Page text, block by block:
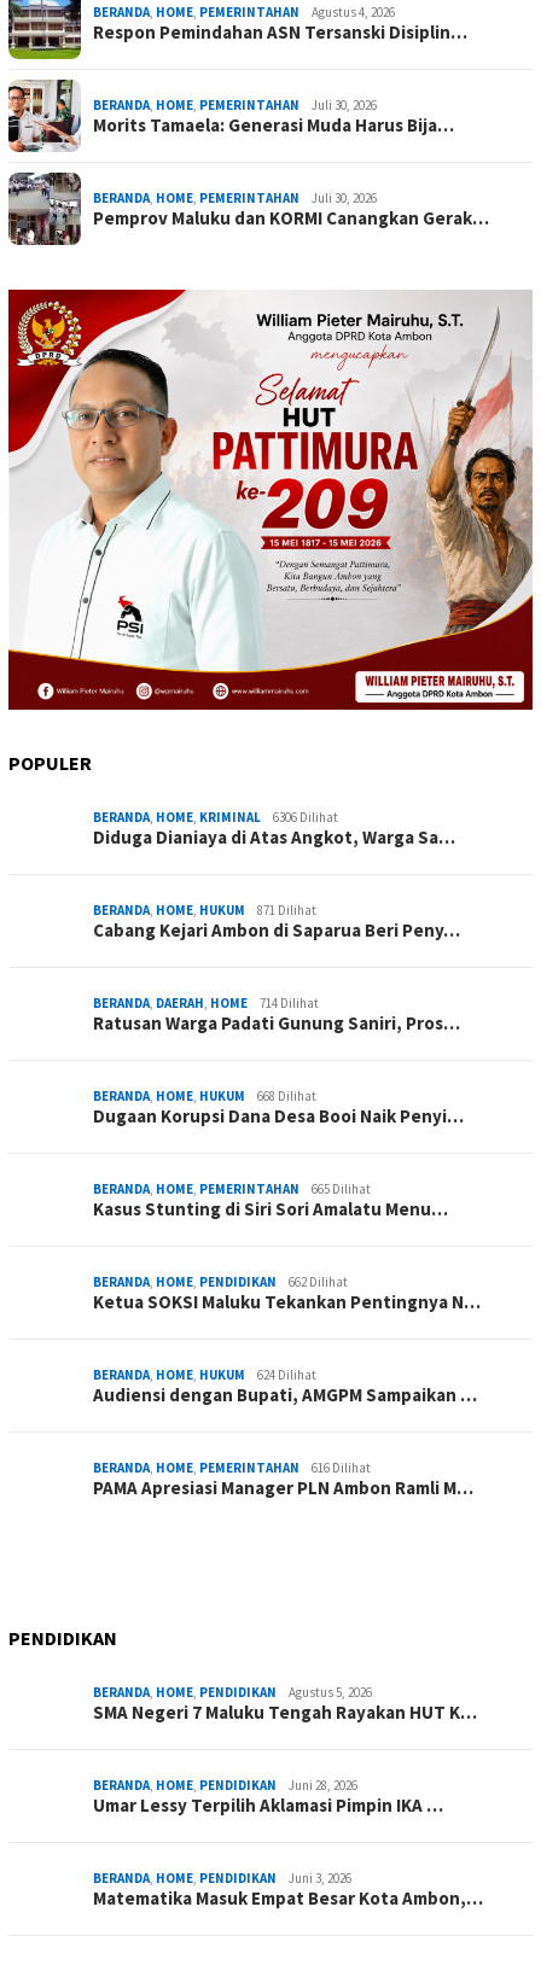
BERANDA, HOME, PEMERINTAHAN Agustus 4, 2026
Respon Pemindahan ASN Tersanski Disiplin…
BERANDA, HOME, PEMERINTAHAN Juli 30, 2026
Morits Tamaela: Generasi Muda Harus Bija…
BERANDA, HOME, PEMERINTAHAN Juli 30, 2026
Pemprov Maluku dan KORMI Canangkan Gerak…
POPULER
BERANDA, HOME, KRIMINAL 6306 Dilihat
Diduga Dianiaya di Atas Angkot, Warga Sa…
BERANDA, HOME, HUKUM 871 Dilihat
Cabang Kejari Ambon di Saparua Beri Peny…
BERANDA, DAERAH, HOME 714 Dilihat
Ratusan Warga Padati Gunung Saniri, Pros…
BERANDA, HOME, HUKUM 668 Dilihat
Dugaan Korupsi Dana Desa Booi Naik Penyi…
BERANDA, HOME, PEMERINTAHAN 665 Dilihat
Kasus Stunting di Siri Sori Amalatu Menu…
BERANDA, HOME, PENDIDIKAN 662 Dilihat
Ketua SOKSI Maluku Tekankan Pentingnya N…
BERANDA, HOME, HUKUM 624 Dilihat
Audiensi dengan Bupati, AMGPM Sampaikan …
BERANDA, HOME, PEMERINTAHAN 616 Dilihat
PAMA Apresiasi Manager PLN Ambon Ramli M…
PENDIDIKAN
BERANDA, HOME, PENDIDIKAN Agustus 5, 2026
SMA Negeri 7 Maluku Tengah Rayakan HUT K…
BERANDA, HOME, PENDIDIKAN Juni 28, 2026
Umar Lessy Terpilih Aklamasi Pimpin IKA …
BERANDA, HOME, PENDIDIKAN Juni 3, 2026
Matematika Masuk Empat Besar Kota Ambon,…